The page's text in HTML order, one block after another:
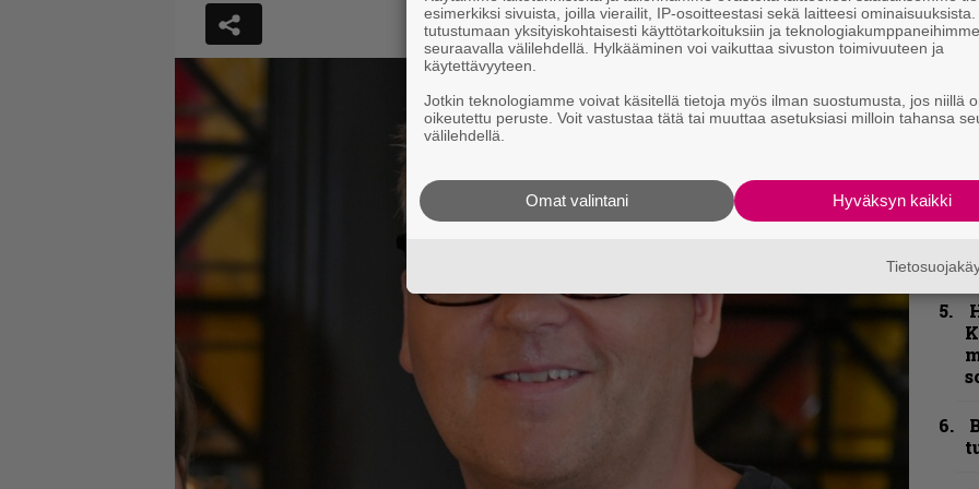
esimerkiksi sivuista, joilla vierailit, IP-osoitteestasi sekä laitteesi
tutustumaan yksityiskohtaisesti käyttötarkoituksiin ja teknologiakumppaneihimme
seuraavalla välilehdellä. Hylkääminen voi vaikuttaa sivuston toimivuuteen ja
käytettävyyteen.
Jotkin teknologiamme voivat käsitellä tietoja myös ilman suostumusta, jos niillä
oikeutettu peruste. Voit vastustaa tätä tai muuttaa asetuksiasi milloin tahansa
välilehdellä.
Hyväksyn kaikki
Omat valintani